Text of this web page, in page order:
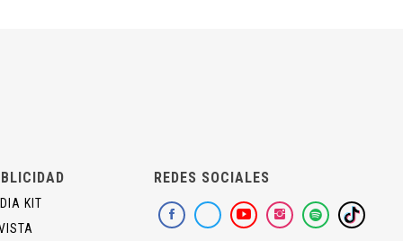
KIT
REDES SOCIALES